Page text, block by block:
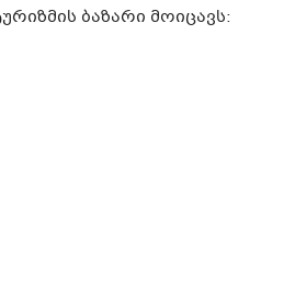
ბაზარი მოიცავს: